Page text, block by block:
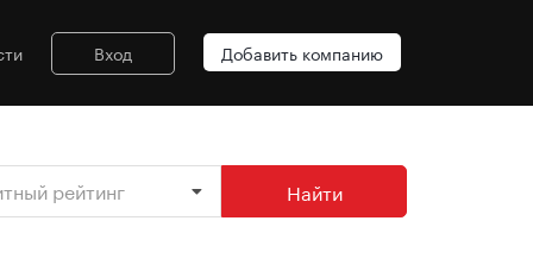
Вход Добавить компанию
рейтинг Найти